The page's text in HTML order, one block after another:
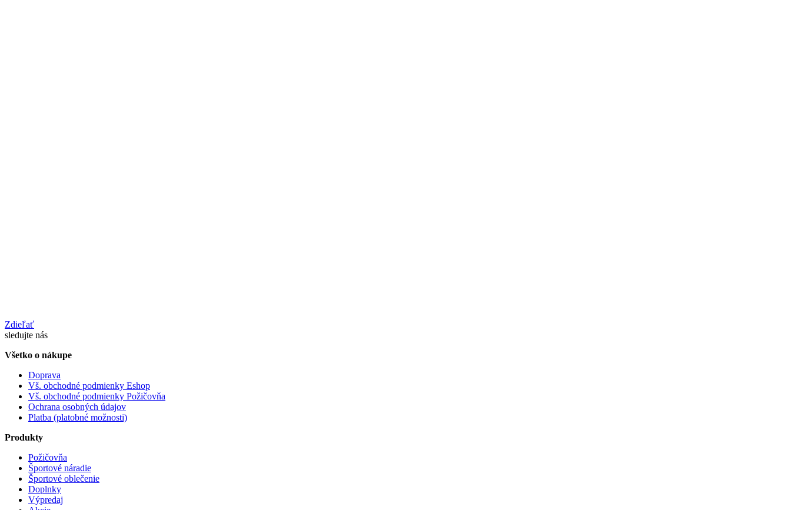
Zdieľať
sledujte nás
Všetko o nákupe
Doprava
Vš. obchodné podmienky Eshop
Vš. obchodné podmienky Požičovňa
Ochrana osobných údajov
Platba (platobné možnosti)
Produkty
Požičovňa
Športové náradie
Športové oblečenie
Doplnky
Výpredaj